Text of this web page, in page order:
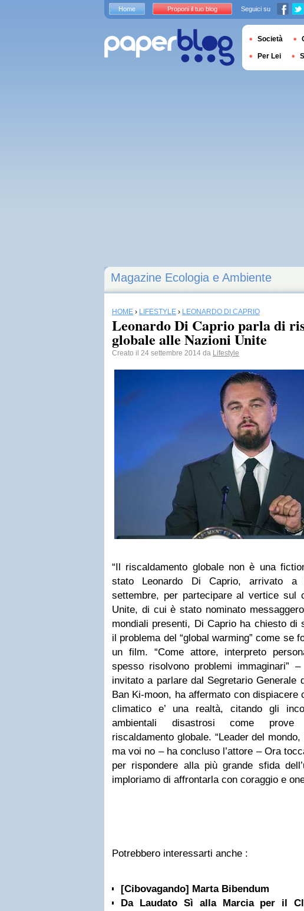
Magazine Ecologia e Ambiente
HOME › LIFESTYLE › LEONARDO DI CAPRIO
Leonardo Di Caprio parla di
globale alle Nazioni Unite
Creato il 24 settembre 2014 da Lifestyle
“Il riscaldamento globale non è una
stato Leonardo Di Caprio, arrivato a
settembre, per partecipare al vertice sul
Unite, di cui è stato nominato
mondiali presenti, Di Caprio ha chiesto di
il problema del “global warming” come se
un film. “Come attore, interpreto
spesso risolvono problemi immaginari” –
invitato a parlare dal Segretario Generale
Ban Ki-moon, ha affermato con dispiacere
climatico e’ una realtà, citando gli
ambientali disastrosi come prove
riscaldamento globale. “Leader del
ma voi no – ha concluso l’attore – Ora
per rispondere alla più grande sfida
imploriamo di affrontarla con coraggio e
Potrebbero interessarti anche :
[Cibovagando] Marta Bibendum
Da Laudato Sì alla Marcia per il
Home Proponi il tuo blog Seguici su
Società
Per Lei